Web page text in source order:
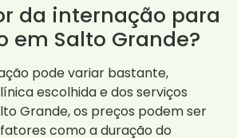
da internação para
em Salto Grande?
pode variar bastante,
escolhida e dos serviços
Grande, os preços podem ser
como a duração do